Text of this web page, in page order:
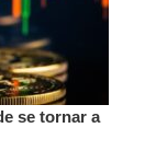
se tornar a